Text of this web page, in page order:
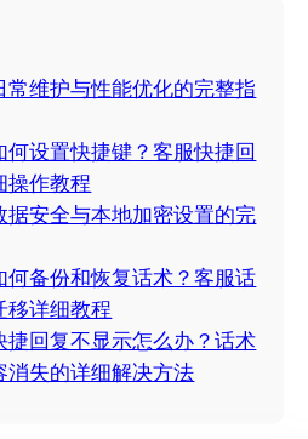
常维护与性能优化的完整指
设置快捷键？客服快捷回
操作教程
据安全与本地加密设置的完
何备份和恢复话术？客服话
移详细教程
捷回复不显示怎么办？话术
消失的详细解决方法